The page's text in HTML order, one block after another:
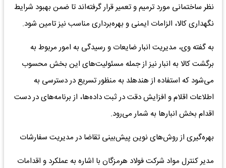
نظر ساختمانی مورد ترمیم و تعمیر قرار گرفته‌اند تا ضمن بهبود شرایط
نگهداری کالا، الزامات ایمنی و بهره‌برداری مناسب نیز تامین شود.
به گفته وی، مدیریت انبار ضایعات و رسیدگی به امور مربوط به
برگشت کالا به انبار نیز از جمله مسئولیت‌های این بخش محسوب
می‌شود که استفاده از هندهلد به منظور تسریع در دسترسی به
اطلاعات اقلام و افزایش دقت در ثبت داده‌ها، از برنامه‌های در دست
اقدام بخش انبارها به شمار می‌رود.
بهره‌گیری از روش‌های نوین پیش‌بینی تقاضا در مدیریت سفارشات
مدیر کنترل مواد شرکت فولاد هرمزگان با اشاره به عملکرد و اقدامات